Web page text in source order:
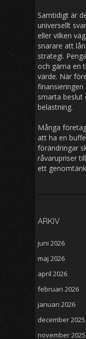
Samtidigt är
universellt
eller vilken
snarare att
strategi.
och gärna en
värde. När
smarta beslut
belastning.
Många
att ha en
förändringar
råvarupriser
ett
ARKIV
juni 2026
maj 2026
april 2026
februari 2026
januari 2026
december 2025
november 2025